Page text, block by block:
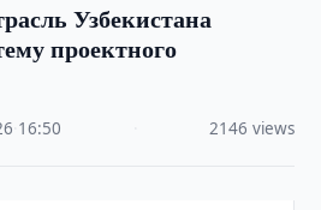
Узбекистана
проектного
16:50 2146 views